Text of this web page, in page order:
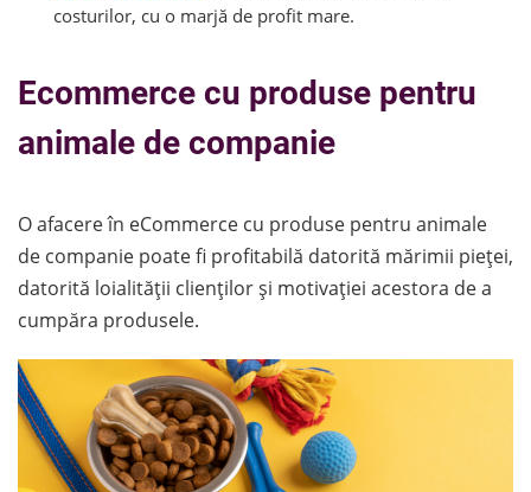
costurilor, cu o marjă de profit mare.
Ecommerce cu produse pentru
animale de companie
O afacere în eCommerce cu produse pentru animale
de companie poate fi profitabilă datorită mărimii pieței,
datorită loialității clienților și motivației acestora de a
cumpăra produsele.